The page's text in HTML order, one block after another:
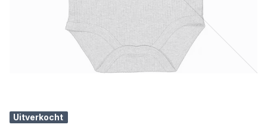
Uitverkocht